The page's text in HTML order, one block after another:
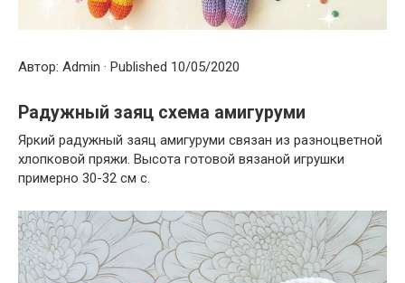
Автор: Admin · Published 10/05/2020
Радужный заяц схема амигуруми
Яркий радужный заяц амигуруми связан из разноцветной
хлопковой пряжи. Высота готовой вязаной игрушки
примерно 30-32 см с.